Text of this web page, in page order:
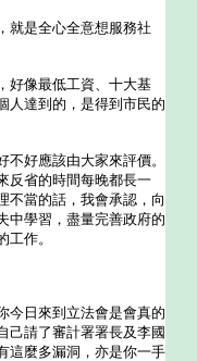
是全心全意想服務社
像最低工資、十大基
人達到的，是得到市民的
好應該由大家來評價。
反省的時間每晚都長一
不當的話，我會承認，向
中學習，盡量完善政府的
作。
今日來到立法會是會真的
己請了審計署署長及李國
這麼多漏洞，亦是你一手